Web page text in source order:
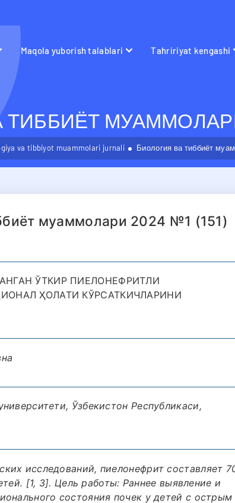
Maqola yuborish talablari Tahririyat kengashi
МУАММОЛАРИ
va tibbiyot muammolari jurnali Биология ва тиббиёт
муаммолари 2024 №1 (151)
ЎТКИР ПИЕЛОНЕФРИТЛИ
ҲОЛАТИ КЎРСАТКИЧЛАРИНИ
Ўзбекистон Республикаси,
исследований, пиелонефрит составляет
[1, 3]. Цель работы: Раннее выявление и
состояния почек у детей с острым